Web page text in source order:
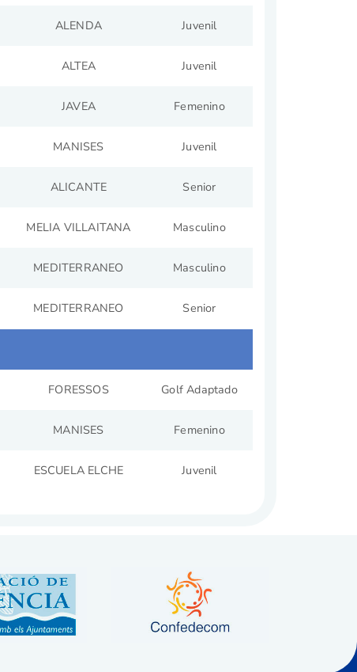
ALENDA Juvenil
ALTEA Juvenil
JAVEA Femenino
MANISES Juvenil
ALICANTE Senior
MELIA VILLAITANA Masculino
MEDITERRANEO Masculino
MEDITERRANEO Senior
FORESSOS Golf Adaptado
MANISES Femenino
ESCUELA ELCHE Juvenil